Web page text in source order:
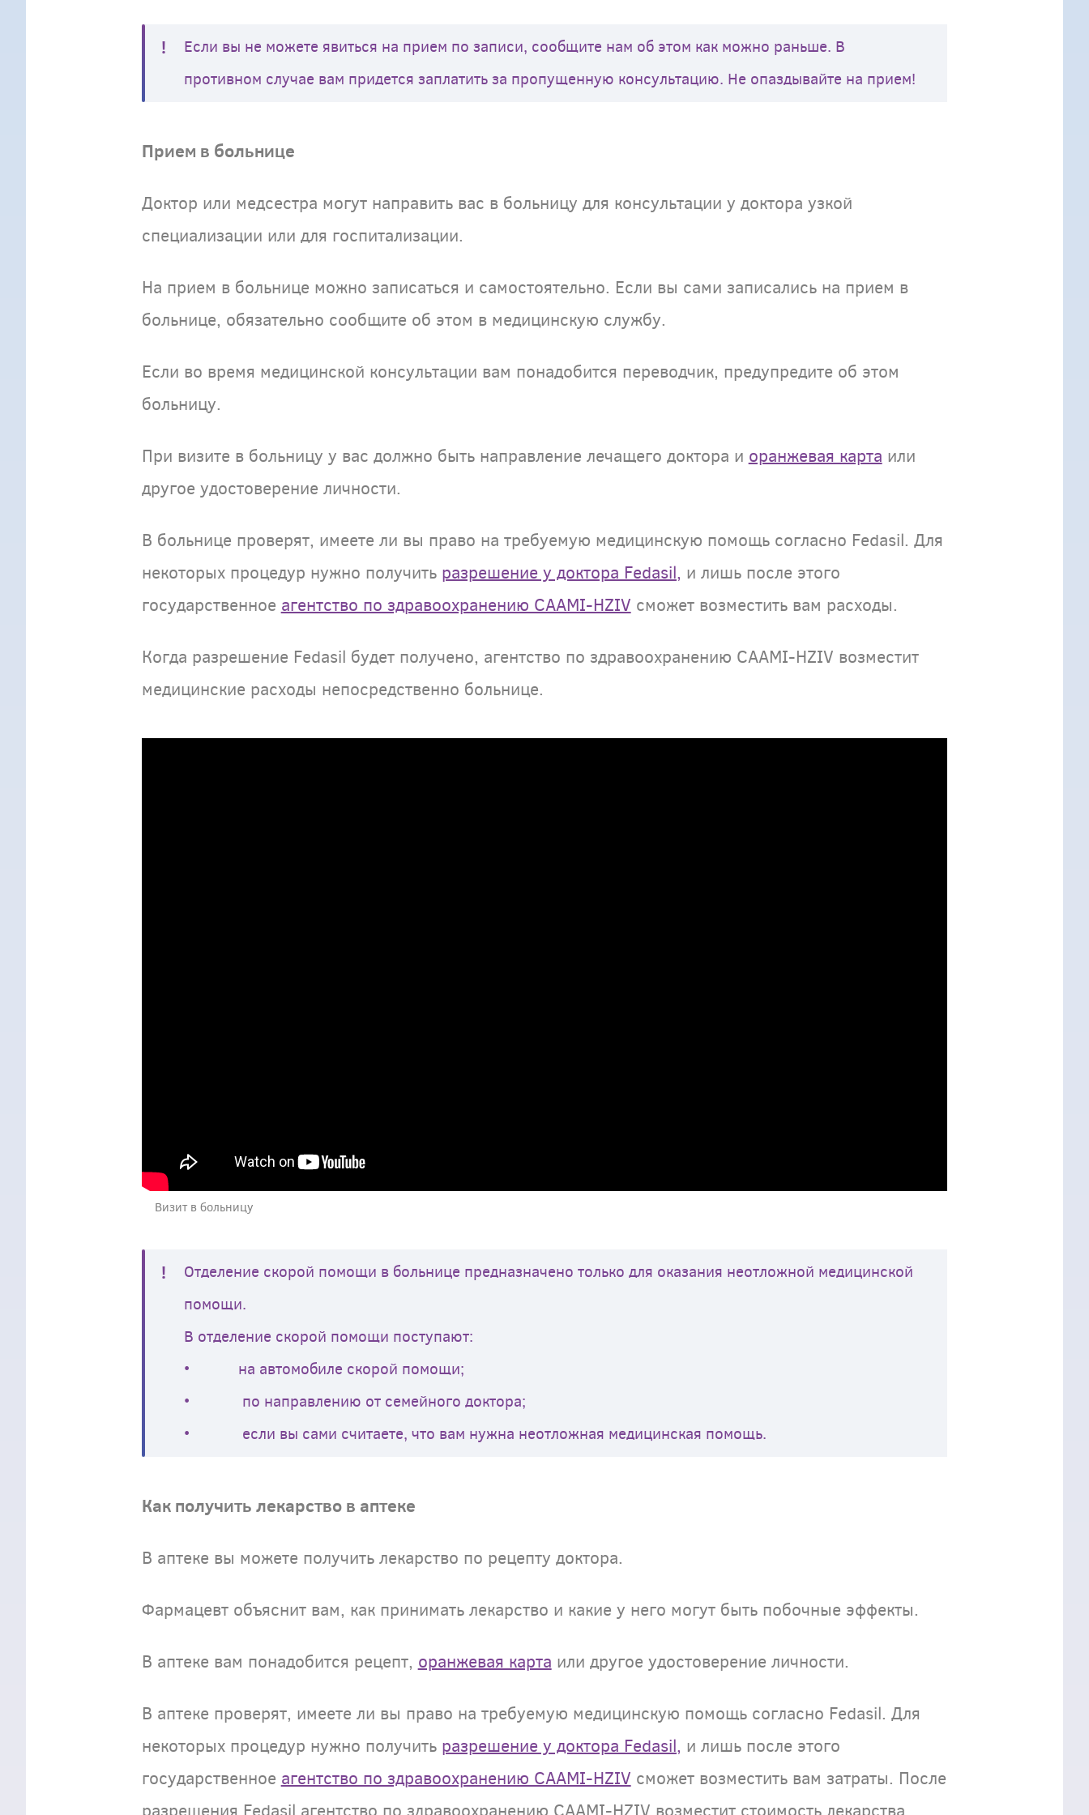
Если вы не можете явиться на прием по записи, сообщите нам об этом как можно раньше. В
противном случае вам придется заплатить за пропущенную консультацию. Не опаздывайте на прием!
Прием в больнице
Доктор или медсестра могут направить вас в больницу для консультации у доктора узкой
специализации или для госпитализации.
На прием в больнице можно записаться и самостоятельно. Если вы сами записались на прием в
больнице, обязательно сообщите об этом в медицинскую службу.
Если во время медицинской консультации вам понадобится переводчик, предупредите об этом
больницу.
При визите в больницу у вас должно быть направление лечащего доктора и оранжевая карта или
другое удостоверение личности.
В больнице проверят, имеете ли вы право на требуемую медицинскую помощь согласно Fedasil. Для
некоторых процедур нужно получить разрешение у доктора Fedasil, и лишь после этого
государственное агентство по здравоохранению CAAMI-HZIV сможет возместить вам расходы.
Когда разрешение Fedasil будет получено, агентство по здравоохранению CAAMI-HZIV возместит
медицинские расходы непосредственно больнице.
Визит в больницу
Отделение скорой помощи в больнице предназначено только для оказания неотложной медицинской
помощи.
В отделение скорой помощи поступают:
• на автомобиле скорой помощи;
• по направлению от семейного доктора;
• если вы сами считаете, что вам нужна неотложная медицинская помощь.
Как получить лекарство в аптеке
В аптеке вы можете получить лекарство по рецепту доктора.
Фармацевт объяснит вам, как принимать лекарство и какие у него могут быть побочные эффекты.
В аптеке вам понадобится рецепт, оранжевая карта или другое удостоверение личности.
В аптеке проверят, имеете ли вы право на требуемую медицинскую помощь согласно Fedasil. Для
некоторых процедур нужно получить разрешение у доктора Fedasil, и лишь после этого
государственное агентство по здравоохранению CAAMI-HZIV сможет возместить вам затраты. После